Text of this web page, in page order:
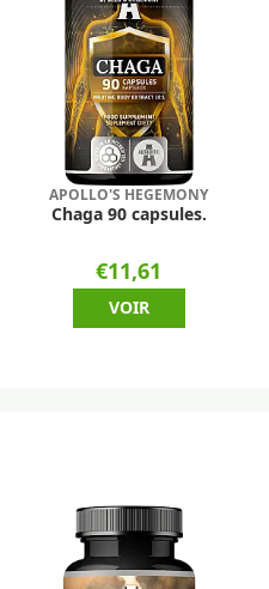
APOLLO'S HEGEMONY
Chaga 90 capsules.
€11,61
VOIR